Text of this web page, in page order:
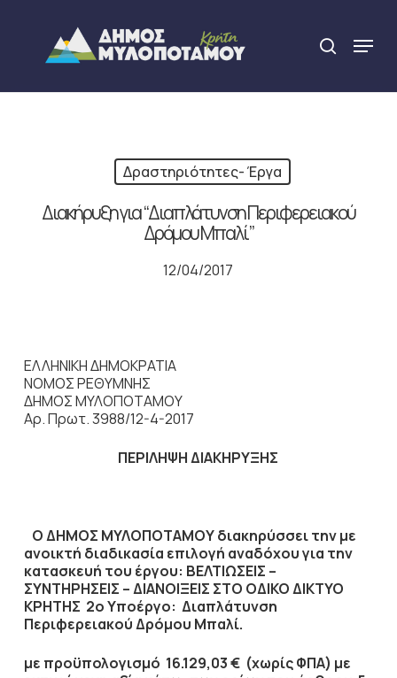
content
search
Menu
Δραστηριότητες- Έργα
Διακήρυξη για “Διαπλάτυνση Περιφερειακού
Δρόμου Μπαλί”
12/04/2017
ΕΛΛΗΝΙΚΗ ΔΗΜΟΚΡΑΤΙΑ
ΝΟΜΟΣ ΡΕΘΥΜΝΗΣ
ΔΗΜΟΣ ΜΥΛΟΠΟΤΑΜΟΥ
Αρ. Πρωτ. 3988/12-4-2017
ΠΕΡΙΛΗΨΗ ΔΙΑΚΗΡΥΞΗΣ
Ο ΔΗΜΟΣ ΜΥΛΟΠΟΤΑΜΟΥ διακηρύσσει την με
ανοικτή διαδικασία επιλογή αναδόχου για την
κατασκευή του έργου: ΒΕΛΤΙΩΣΕΙΣ –
ΣΥΝΤΗΡΗΣΕΙΣ – ΔΙΑΝΟΙΞΕΙΣ ΣΤΟ ΟΔΙΚΟ ΔΙΚΤΥΟ
ΚΡΗΤΗΣ 2ο Υποέργο: Διαπλάτυνση
Περιφερειακού Δρόμου Μπαλί.
με προϋπολογισμό 16.129,03€ (χωρίς ΦΠΑ) με
Close